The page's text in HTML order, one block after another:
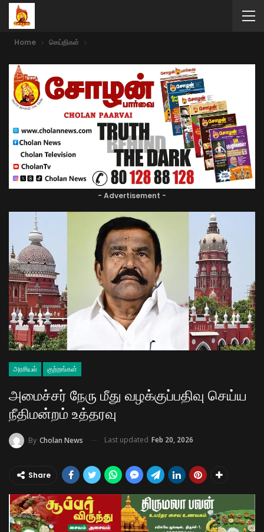
Home செய்திகள்
- Advertisement -
அரசியல் குற்றங்கள்
அமைச்சர் நேரு மீது வழக்குப்பதிவு செய்ய
நீதிமன்றம் உத்தரவு
By Cholan News Last updated Feb 20, 2026
Share